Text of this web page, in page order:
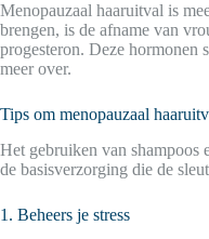
Menopauzaal haaruitval is
brengen, is de afname van
progesteron. Deze hormonen
meer over.
Tips om menopauzaal
Het gebruiken van shampoos
de basisverzorging die de
1. Beheers je stress